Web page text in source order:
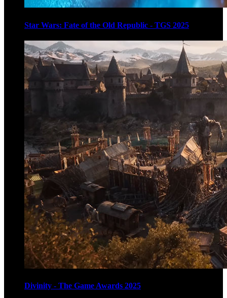
Star Wars: Fate of the Old Republic - TGS 2025
Divinity - The Game Awards 2025